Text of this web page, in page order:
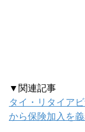
▼関連記事
タイ・リタイア
から保険加入を